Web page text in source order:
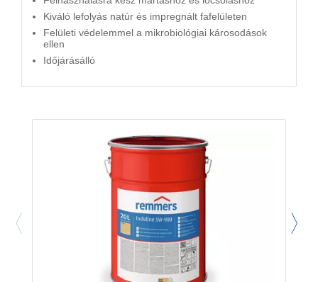
Kiváló lefolyás natúr és impregnált fafelületen
Felületi védelemmel a mikrobiológiai károsodások
ellen
Időjárásálló